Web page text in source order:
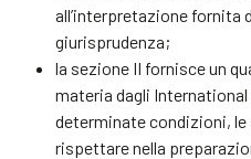
all’interpretazione fornita
giurisprudenza;
la sezione II fornisce un
materia dagli
determinate condizioni,
rispettare nella